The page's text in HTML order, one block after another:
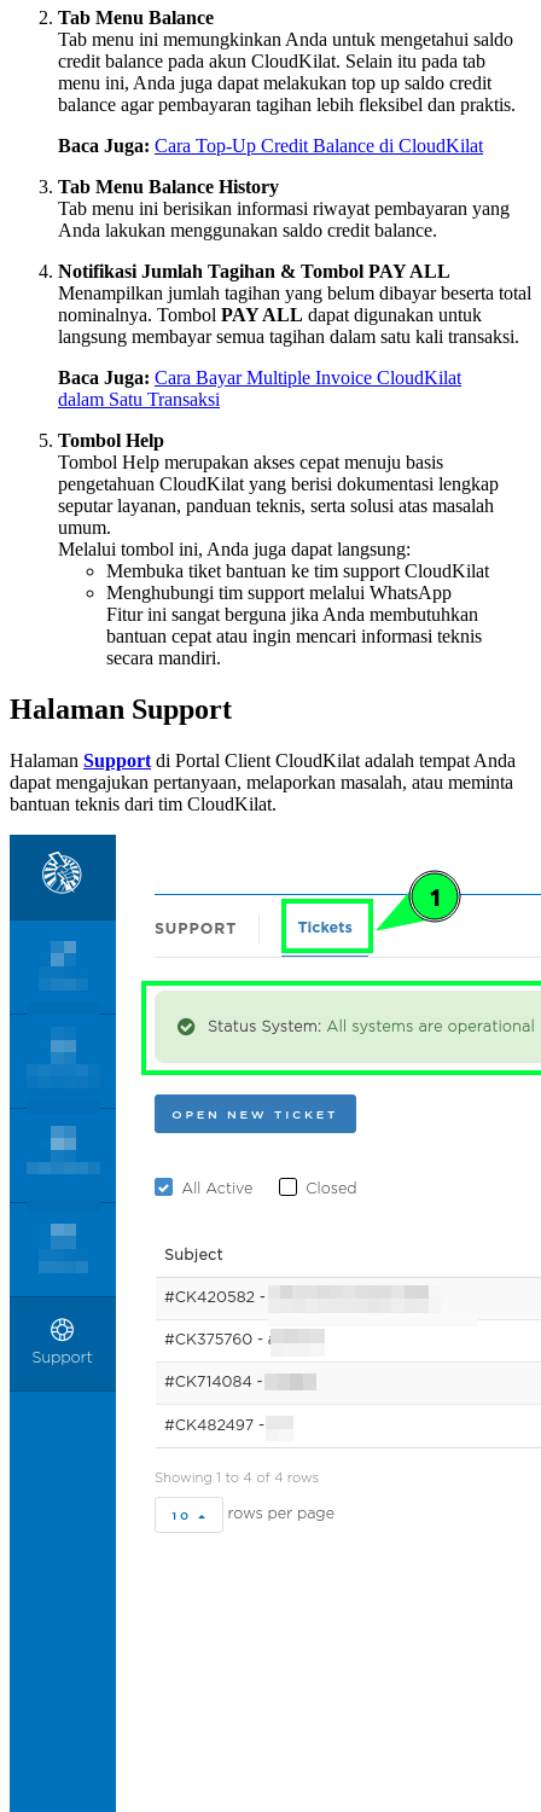
Tab Menu Balance
Tab menu ini memungkinkan Anda untuk mengetahui saldo
credit balance pada akun CloudKilat. Selain itu pada tab
menu ini, Anda juga dapat melakukan top up saldo credit
balance agar pembayaran tagihan lebih fleksibel dan praktis.
Baca Juga: Cara Top-Up Credit Balance di CloudKilat
Tab Menu Balance History
Tab menu ini berisikan informasi riwayat pembayaran yang
Anda lakukan menggunakan saldo credit balance.
Notifikasi Jumlah Tagihan & Tombol PAY ALL
Menampilkan jumlah tagihan yang belum dibayar beserta total
nominalnya. Tombol PAY ALL dapat digunakan untuk
langsung membayar semua tagihan dalam satu kali transaksi.
Baca Juga: Cara Bayar Multiple Invoice CloudKilat
dalam Satu Transaksi
Tombol Help
Tombol Help merupakan akses cepat menuju basis
pengetahuan CloudKilat yang berisi dokumentasi lengkap
seputar layanan, panduan teknis, serta solusi atas masalah
umum.
Melalui tombol ini, Anda juga dapat langsung:
Membuka tiket bantuan ke tim support CloudKilat
Menghubungi tim support melalui WhatsApp
Fitur ini sangat berguna jika Anda membutuhkan
bantuan cepat atau ingin mencari informasi teknis
secara mandiri.
Halaman Support
Halaman Support di Portal Client CloudKilat adalah tempat Anda
dapat mengajukan pertanyaan, melaporkan masalah, atau meminta
bantuan teknis dari tim CloudKilat.